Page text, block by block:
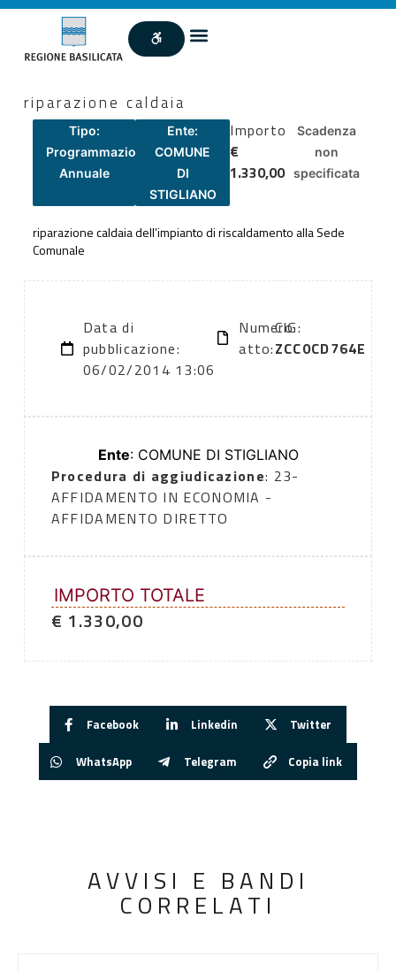
riparazione caldaia
Tipo:
Programmazione
Annuale
Ente:
COMUNE
DI
STIGLIANO
Importo
€
1.330,00
Scadenza
non
specificata
riparazione caldaia dell’impianto di riscaldamento alla Sede
Comunale
Data di
pubblicazione:
06/02/2014 13:06
Numero
atto:
CIG:
ZCC0CD764E
Ente: COMUNE DI STIGLIANO
Procedura di aggiudicazione: 23-
AFFIDAMENTO IN ECONOMIA -
AFFIDAMENTO DIRETTO
IMPORTO TOTALE
€ 1.330,00
Facebook Linkedin Twitter
WhatsApp Telegram Copia link
AVVISI E BANDI
CORRELATI